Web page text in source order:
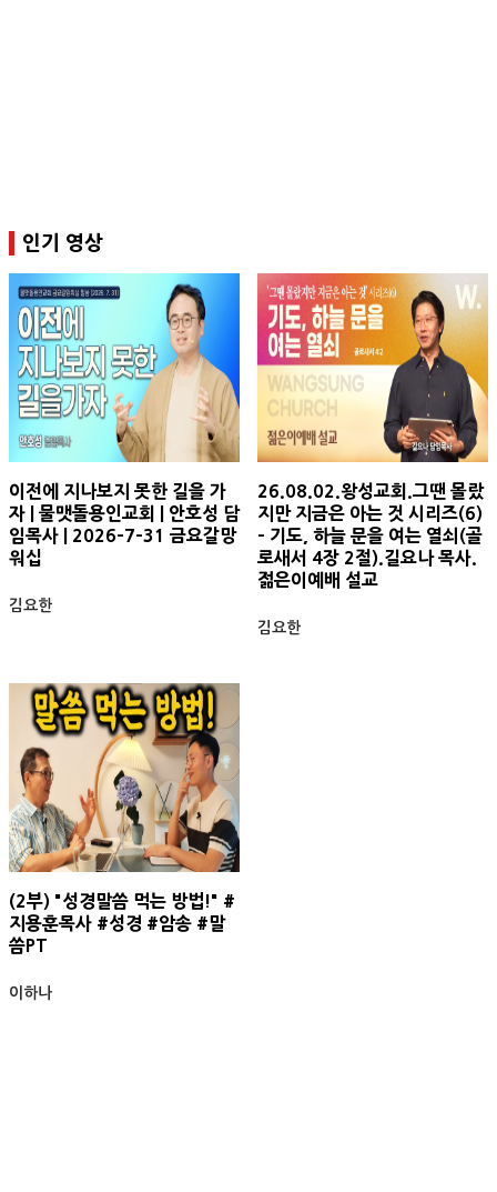
인기 영상
이전에 지나보지 못한 길을 가
자 | 물맷돌용인교회 | 안호성 담
임목사 | 2026-7-31 금요갈망
워십
김요한
26.08.02.왕성교회.그땐 몰랐
지만 지금은 아는 것 시리즈(6)
- 기도, 하늘 문을 여는 열쇠(골
로새서 4장 2절).길요나 목사.
젊은이예배 설교
김요한
(2부) "성경말씀 먹는 방법!" #
지용훈목사 #성경 #암송 #말
씀PT
이하나